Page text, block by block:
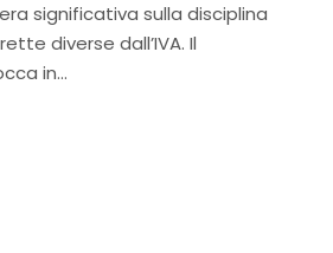
significativa sulla disciplina
diverse dall’IVA. Il
in...